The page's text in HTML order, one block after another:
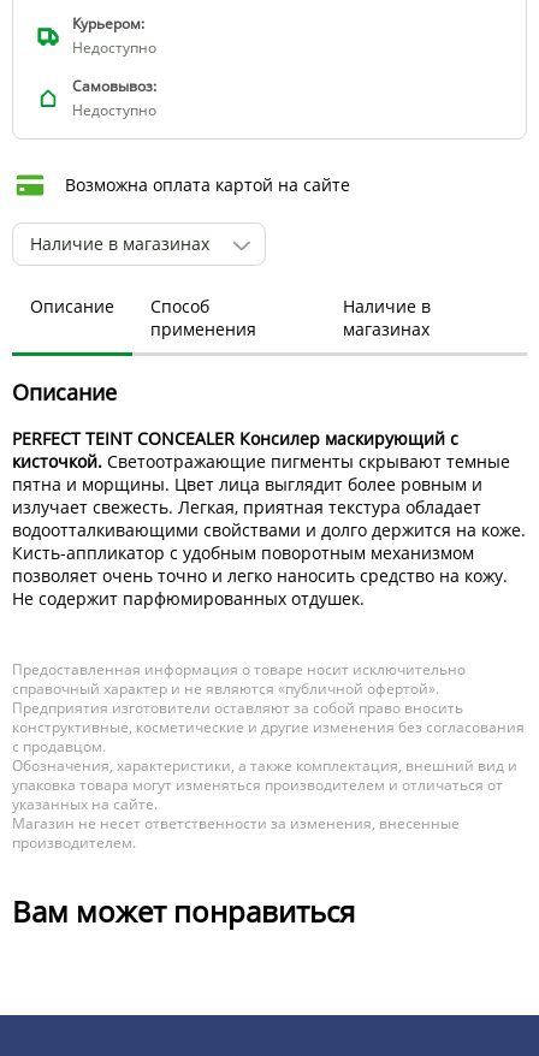
Курьером:
Недоступно
Самовывоз:
Недоступно
Возможна оплата картой на сайте
Наличие в магазинах
Описание
Способ
применения
Наличие в
магазинах
Описание
PERFECT TEINT CONCEALER Консилер маскирующий с
кисточкой. Светоотражающие пигменты скрывают темные
пятна и морщины. Цвет лица выглядит более ровным и
излучает свежесть. Легкая, приятная текстура обладает
водоотталкивающими свойствами и долго держится на коже.
Кисть-аппликатор с удобным поворотным механизмом
позволяет очень точно и легко наносить средство на кожу.
Не содержит парфюмированных отдушек.
Предоставленная информация о товаре носит исключительно
справочный характер и не являются «публичной офертой».
Предприятия изготовители оставляют за собой право вносить
конструктивные, косметические и другие изменения без согласования
с продавцом.
Обозначения, характеристики, а также комплектация, внешний вид и
упаковка товара могут изменяться производителем и отличаться от
указанных на сайте.
Магазин не несет ответственности за изменения, внесенные
производителем.
Вам может понравиться